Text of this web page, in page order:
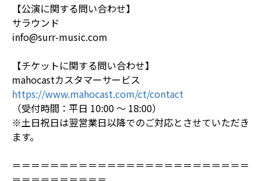
【公演に関する問い合わせ】
サラウンド
info@surr-music.com
【チケットに関する問い合わせ】
mahocastカスタマーサービス
https://www.mahocast.com/ct/contact
（受付時間：平日 10:00 ～ 18:00）
※土日祝日は翌営業日以降でのご対応とさせていただき
ます。
＝＝＝＝＝＝＝＝＝＝＝＝＝＝＝＝＝＝＝＝＝＝＝＝＝